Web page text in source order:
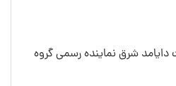
شرق نماینده رسمی گروه